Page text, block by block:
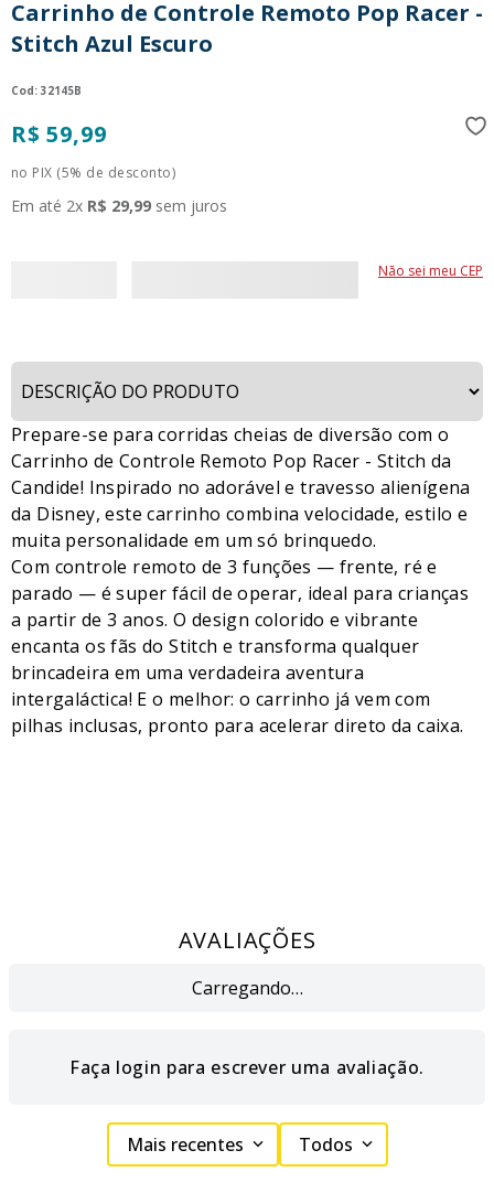
Carrinho de Controle Remoto Pop Racer -
Stitch Azul Escuro
: 32145B
R$ 59,99
no PIX (5% de desconto)
Em até 2x R$ 29,99 sem juros
Não sei meu CEP
Prepare-se para corridas cheias de diversão com o
Carrinho de Controle Remoto Pop Racer - Stitch da
Candide! Inspirado no adorável e travesso alienígena
da Disney, este carrinho combina velocidade, estilo e
muita personalidade em um só brinquedo.
Com controle remoto de 3 funções — frente, ré e
parado — é super fácil de operar, ideal para crianças
a partir de 3 anos. O design colorido e vibrante
encanta os fãs do Stitch e transforma qualquer
brincadeira em uma verdadeira aventura
intergaláctica! E o melhor: o carrinho já vem com
pilhas inclusas, pronto para acelerar direto da caixa.
AVALIAÇÕES
Carregando…
Faça login para escrever uma avaliação.
Mais recentes Todos
9 º
guerreiras kpop
10º bluey